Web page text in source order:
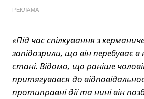
РЕКЛАМА
«Під час спілкування з
запідозрили, що він перебуває
стані. Відомо, що раніше
притягувався до
протиправні дії та нині він